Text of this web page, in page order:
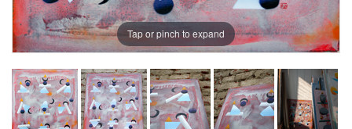
Tap or pinch to expand